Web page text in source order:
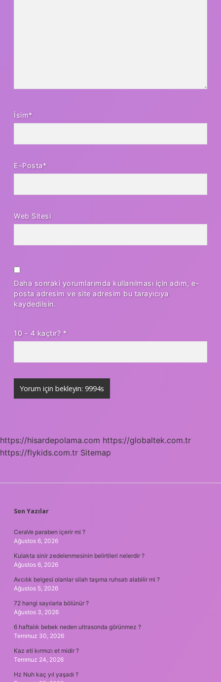
İsim*
E-Posta*
Web Sitesi
Daha sonraki yorumlarımda kullanılması için adım, e-
posta adresim ve site adresim bu tarayıcıya
kaydedilsin.
10 - 4 kaçtır? *
https://hisardepolama.com https://globaltek.com.tr
https://flykids.com.tr Sitemap
SIDEBAR
Son Yazılar
CeraVe paraben içerir mi ?
Ağustos 6, 2026
Kulakta sinir zedelenmesinin belirtileri nelerdir ?
Ağustos 6, 2026
Avcılık belgesi olanlar silah taşıma ruhsatı alabilir mi ?
Ağustos 5, 2026
72 hangi sayılarla bölünür ?
Ağustos 3, 2026
6 haftalık bebek neden ultrasonda görünmez ?
Temmuz 30, 2026
Kaz eti kırmızı et midir ?
Temmuz 24, 2026
Hz Nuh kaç yıl yaşadı ?